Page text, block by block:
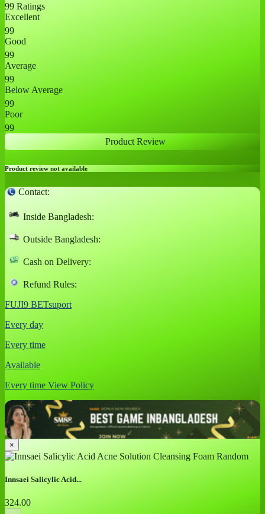
99 Ratings
Excellent
99
Good
99
Average
99
Below Average
99
Poor
99
Product Review
Product review not available
Contact:
Inside Bangladesh:
Outside Bangladesh:
Cash on Delivery:
Refund Rules:
FUJI9 BETsuport
Every day
Every time
Available
Every time View Policy
×
Innsaei Salicylic Acid...
324.00